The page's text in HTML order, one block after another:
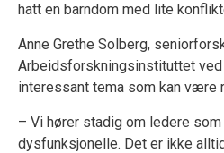
hatt en barndom med lite
Anne Grethe Solberg,
Arbeidsforskningsinstituttet
interessant tema som kan være
– Vi hører stadig om ledere
dysfunksjonelle. Det er ikke